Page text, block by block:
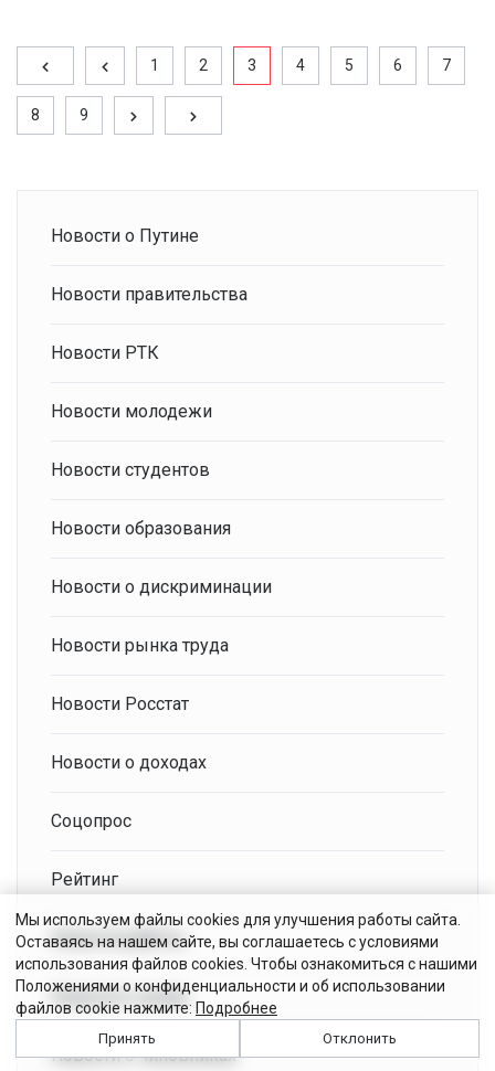
1 2 3 4 5 6 7
8 9
Новости о Путине
Новости правительства
Новости РТК
Новости молодежи
Новости студентов
Новости образования
Новости о дискриминации
Новости рынка труда
Новости Росстат
Новости о доходах
Соцопрос
Рейтинг
Новости работы
Новости о ценах
Новости о чиновниках
Мы используем файлы cookies для улучшения работы сайта.
Оставаясь на нашем сайте, вы соглашаетесь с условиями
использования файлов cookies. Чтобы ознакомиться с нашими
Положениями о конфиденциальности и об использовании
файлов cookie нажмите: Подробнее
Принять Отклонить